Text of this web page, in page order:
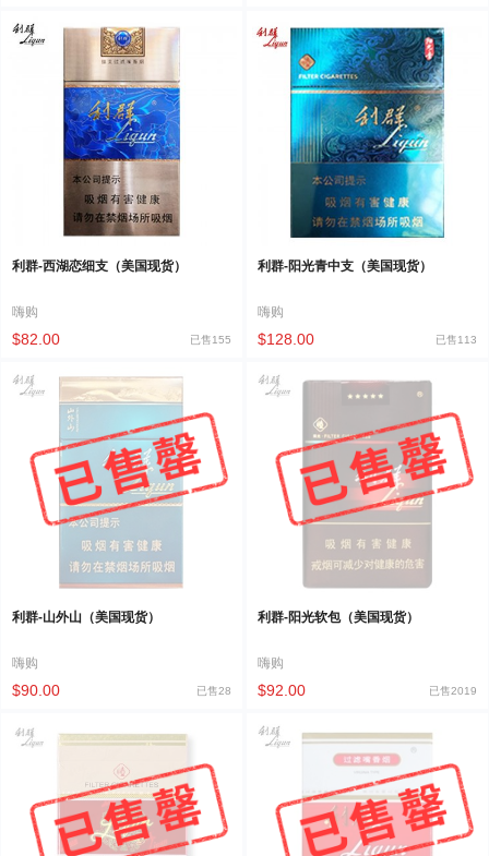
利群-西湖恋细支（美国现货）
嗨购
$82.00 已售155
利群-阳光青中支（美国现货）
嗨购
$128.00 已售113
利群-山外山（美国现货）
嗨购
$90.00 已售28
利群-阳光软包（美国现货）
嗨购
$92.00 已售2019